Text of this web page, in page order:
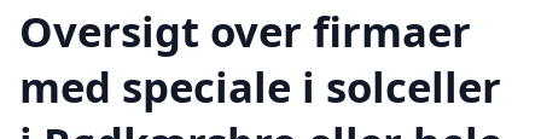
Oversigt over firmaer
med speciale i solceller